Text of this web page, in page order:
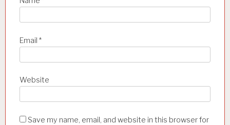
Email *
Website
Save my name, email, and website in this browser for